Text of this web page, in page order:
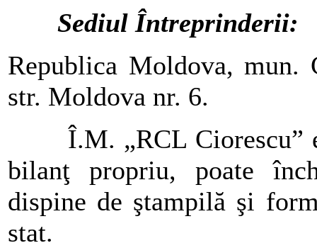
Sediul Întreprinderii:
Republica Moldova, mun.
str. Moldova nr. 6.
Î.M. „RCL Ciorescu”
bilanţ propriu, poate
dispine de ştampilă şi
stat.